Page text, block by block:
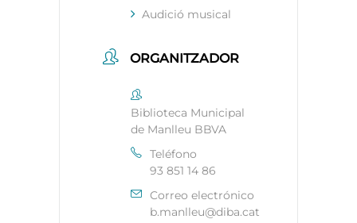
Audició musical
ORGANITZADOR
Biblioteca Municipal
de Manlleu BBVA
Teléfono
93 851 14 86
Correo electrónico
b.manlleu@diba.cat